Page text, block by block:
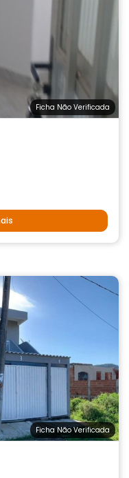
Ficha Não Verificada
Ficha Não Verificada